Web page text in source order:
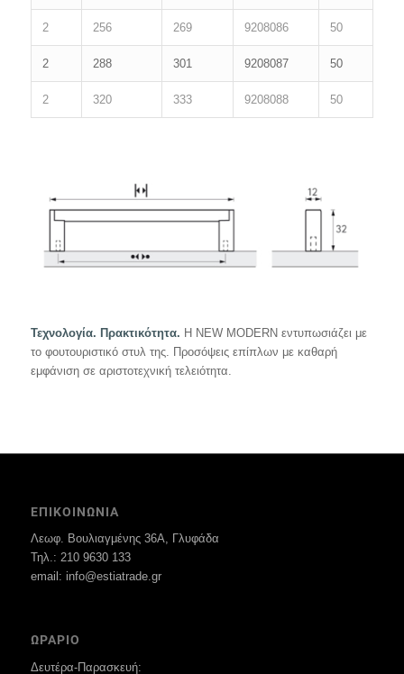
2 256 269 9208086 50
2 288 301 9208087 50
2 320 333 9208088 50
Τεχνολογία. Πρακτικότητα. Η NEW MODERN εντυπωσιάζει με
το φουτουριστικό στυλ της. Προσόψεις επίπλων με καθαρή
εμφάνιση σε αριστοτεχνική τελειότητα.
ΕΠΙΚΟΙΝΩΝΙΑ
Λεωφ. Βουλιαγμένης 36Α, Γλυφάδα
Τηλ.: 210 9630 133
email: info@estiatrade.gr
ΩΡΑΡΙΟ
Δευτέρα-Παρασκευή: